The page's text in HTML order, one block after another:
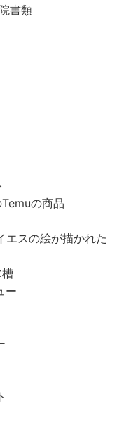
書類
の商品
エスの絵が描かれた
ー